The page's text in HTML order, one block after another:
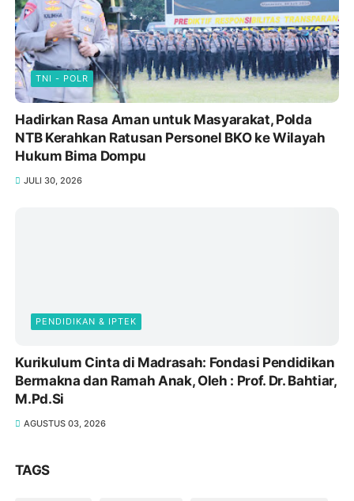
TNI - POLR
Hadirkan Rasa Aman untuk Masyarakat, Polda
NTB Kerahkan Ratusan Personel BKO ke Wilayah
Hukum Bima Dompu
JULI 30, 2026
PENDIDIKAN & IPTEK
Kurikulum Cinta di Madrasah: Fondasi Pendidikan
Bermakna dan Ramah Anak, Oleh : Prof. Dr. Bahtiar,
M.Pd.Si
AGUSTUS 03, 2026
TAGS